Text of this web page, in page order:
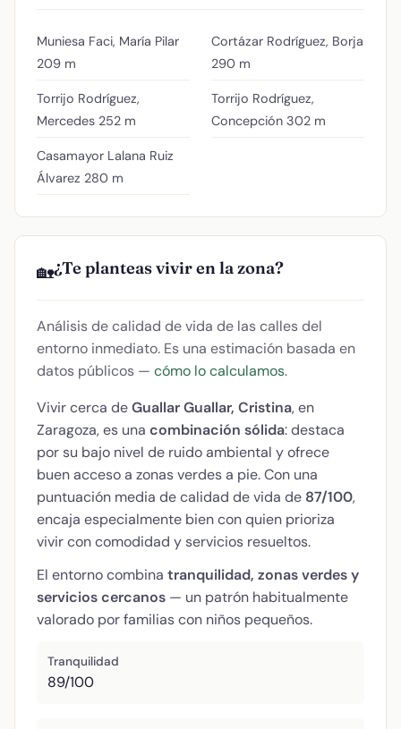
Muniesa Faci, María Pilar
209 m
Torrijo Rodríguez,
Mercedes 252 m
Casamayor Lalana Ruiz
Álvarez 280 m
Cortázar Rodríguez, Borja
290 m
Torrijo Rodríguez,
Concepción 302 m
🏡¿Te planteas vivir en la zona?
Análisis de calidad de vida de las calles del
entorno inmediato. Es una estimación basada en
datos públicos — cómo lo calculamos.
Vivir cerca deGuallar Guallar, Cristina, en
Zaragoza, es una combinación sólida: destaca
por su bajo nivel de ruido ambiental y ofrece
buen acceso a zonas verdes a pie. Con una
puntuación media de calidad de vida de 87/100,
encaja especialmente bien con quien prioriza
vivir con comodidad y servicios resueltos.
El entorno combina tranquilidad, zonas verdes y
servicios cercanos — un patrón habitualmente
valorado por familias con niños pequeños.
Tranquilidad
89/100